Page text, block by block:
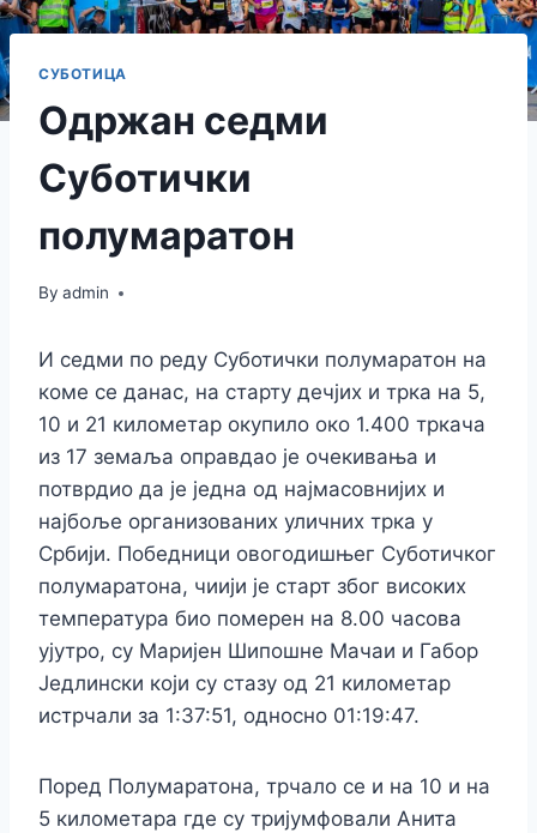
СУБОТИЦА
Одржан седми
Суботички
полумаратон
By admin
И седми по реду Суботички полумаратон на
коме се данас, на старту дечјих и трка на 5,
10 и 21 километар окупило око 1.400 тркача
из 17 земаља оправдао је очекивања и
потврдио да је једна од најмасовнијих и
најбоље организованих уличних трка у
Србији. Победници овогодишњег Суботичког
полумаратона, чиији је старт због високих
температура био померен на 8.00 часова
ујутро, су Маријен Шипошне Мачаи и Габор
Једлински који су стазу од 21 километар
истрчали за 1:37:51, односно 01:19:47.
Поред Полумаратона, трчало се и на 10 и на
5 километара где су тријумфовали Анита